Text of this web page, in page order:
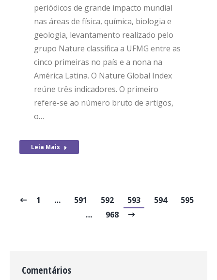
periódicos de grande impacto mundial
nas áreas de física, química, biologia e
geologia, levantamento realizado pelo
grupo Nature classifica a UFMG entre as
cinco primeiras no país e a nona na
América Latina. O Nature Global Index
reúne três indicadores. O primeiro
refere-se ao número bruto de artigos,
o…
Leia Mais
1 … 591 592 593 594
595
…
968
Comentários